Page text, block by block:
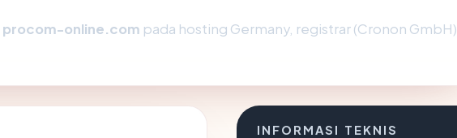
procom-online.com pada hosting Germany, registrar (Cronon GmbH),
INFORMASI TEKNIS